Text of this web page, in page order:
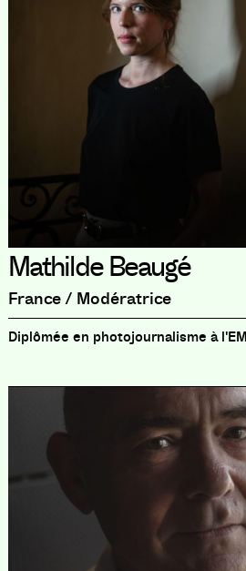
Mathilde Beaugé
France / Modératrice
Diplômée en photojournalisme à